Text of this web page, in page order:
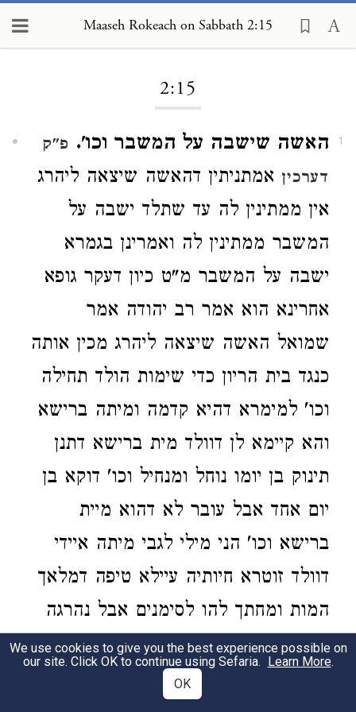
Maaseh Rokeach on Sabbath 2:15
2:15
1 האשה שישבה על המשבר וכו'. פ"ק
דערכין אמתניתין דהאשה שיצאה ליהרג
אין ממתינין לה עד שתלד ישבה על
המשבר ממתינין לה ואמרינן בגמרא
ישבה על המשבר מ"ט כיון דעקר גופא
אחרינא הוא אמר רב יהודה אמר
שמואל האשה שיצאה ליהרג מכין אותה
כנגד בית הריון כדי שימות הולד תחילה
וכו' למימרא דהיא קדמה ומיתה ברישא
והא קיימא לן דוולד מית ברישא דתנן
תינוק בן יומו נוחל ומנחיל וכו' דוקא בן
יום אחד אבל עובר לא דהוא מיית
ברישא וכו' הני מילי לגבי מיתה איידי
דוולד זוטרא חיותיה עיילא טיפה דמלאך
המות ומחתך להו לסימנים אבל נהרגה
היא מיתה ברישא והא הוה עובדא
ופרכיס עד תלת פרכוסי מידי דהוי אזנב
We use cookies to give you the best experience possible on
our site. Click OK to continue using Sefaria. Learn More.
OK